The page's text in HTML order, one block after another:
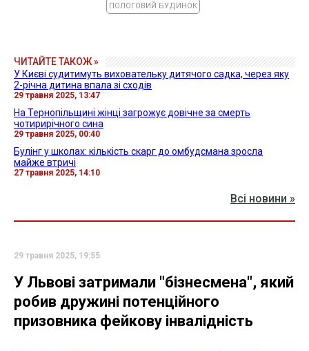
ПОЛОГОВИЙ БУДИНОК
ЧИТАЙТЕ ТАКОЖ »
У Києві судитимуть виховательку дитячого садка, через яку
2-річна дитина впала зі сходів
29 травня 2025, 13:47
На Тернопільщині жінці загрожує довічне за смерть
чотирирічного сина
29 травня 2025, 00:40
Булінг у школах: кількість скарг до омбудсмана зросла
майже втричі
27 травня 2025, 14:10
Всі новини »
29 травня 2025, 19:55
У Львові затримали "бізнесмена", який
робив дружині потенційного
призовника фейкову інвалідність